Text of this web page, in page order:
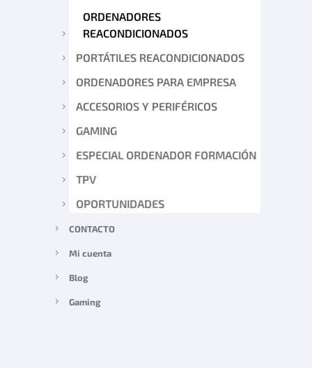
ORDENADORES
REACONDICIONADOS
PORTÁTILES REACONDICIONADOS
ORDENADORES PARA EMPRESA
ACCESORIOS Y PERIFÉRICOS
GAMING
ESPECIAL ORDENADOR FORMACIÓN
TPV
OPORTUNIDADES
CONTACTO
Mi cuenta
Blog
Gaming